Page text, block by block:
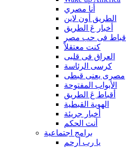
أنا مصري
الطريق أون لاين
أخبار عَ الطريق
أقباط فى حب مصر
كنت معتقلاً
العراق فى قلبى
كرسى الرئاسة
مصرى يعنى قبطى
الأبواب المفتوحة
أقباط عَ الطريق
الهوية القبطية
أخبار جريئة
أنت الحكم
برامج اجتماعية
يا رب أرحم